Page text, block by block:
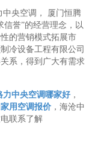
央空调， 厦门恒腾
信誉”的经营理念，以
的营销模式拓展市
冷设备工程有限公司
系，得到广大有需求
力中央空调哪家好 ，
用空调报价 ，海沧中
联系了解